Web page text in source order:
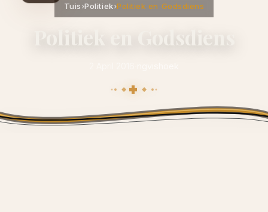
Tuis›Politiek›Politiek en Godsdiens